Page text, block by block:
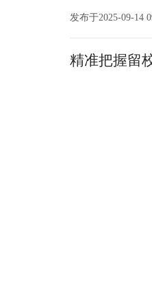
发布于2025-09-14
精准把握留